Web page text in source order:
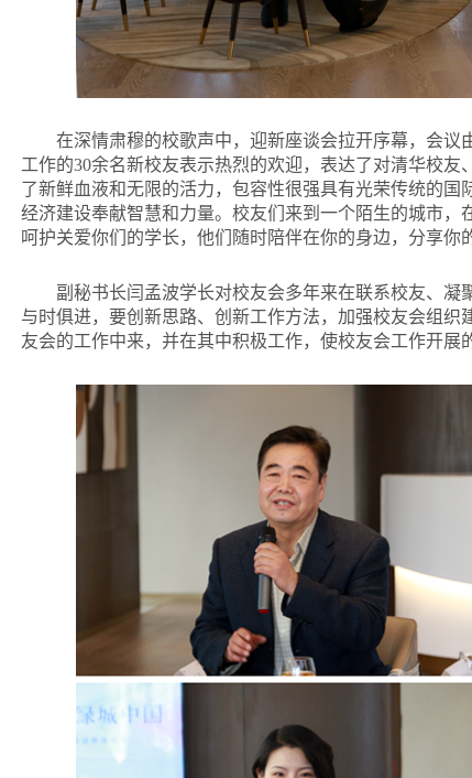
在深情肃穆的校歌声中，迎新座谈会拉开序幕，会
工作的30余名新校友表示热烈的欢迎，表达了对清华校
了新鲜血液和无限的活力，包容性很强具有光荣传统的
经济建设奉献智慧和力量。校友们来到一个陌生的城市
呵护关爱你们的学长，他们随时陪伴在你的身边，分享你
副秘书长闫孟波学长对校友会多年来在联系校友、
与时俱进，要创新思路、创新工作方法，加强校友会组
友会的工作中来，并在其中积极工作，使校友会工作开展